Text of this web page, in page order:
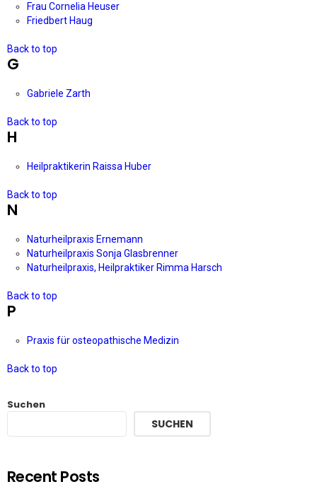
Frau Cornelia Heuser
Friedbert Haug
Back to top
G
Gabriele Zarth
Back to top
H
Heilpraktikerin Raissa Huber
Back to top
N
Naturheilpraxis Ernemann
Naturheilpraxis Sonja Glasbrenner
Naturheilpraxis, Heilpraktiker Rimma Harsch
Back to top
P
Praxis für osteopathische Medizin
Back to top
Suchen
SUCHEN
Recent Posts